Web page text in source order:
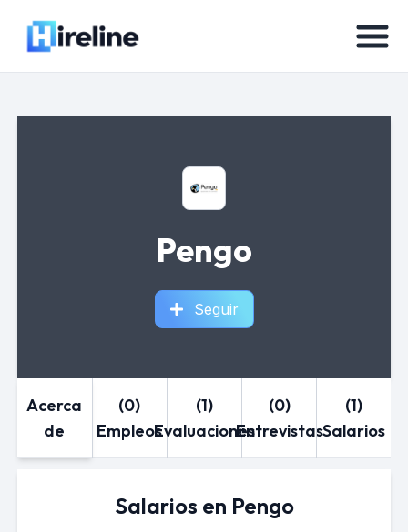
Pengo
Seguir
Acerca
de
(0)
Empleos
(1)
Evaluaciones
(0)
Entrevistas
(1)
Salarios
Salarios en Pengo